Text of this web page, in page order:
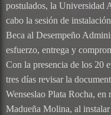
postulados, la Universidad
cabo la sesión de
Beca al Desempeño
esfuerzo, entrega y
Con la presencia de los 20
tres días revisar la
Wenseslao Plata Rocha, en
Madueña Molina, al instalar